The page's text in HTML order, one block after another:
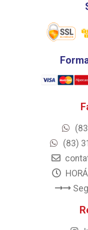
(83)
Seg